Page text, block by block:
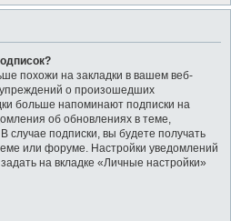
похожи на закладки в вашем веб-
о произошедших
больше напоминают подписки на
об обновлениях в теме,
случае подписки, вы будете получать
или форуме. Настройки уведомлений
на вкладке «Личные настройки»